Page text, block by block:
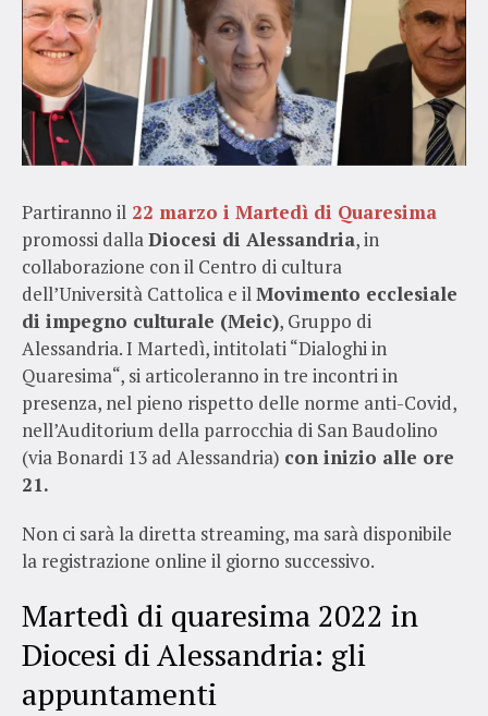
Partiranno il 22 marzo i Martedì di Quaresima
promossi dallaDiocesi di Alessandria, in
collaborazione con il Centro di cultura
dell’Università Cattolica e ilMovimento ecclesiale
di impegno culturale (Meic), Gruppo di
Alessandria. I Martedì, intitolati “Dialoghi in
Quaresima“, si articoleranno in tre incontri in
presenza, nel pieno rispetto delle norme anti-Covid,
nell’Auditorium della parrocchia di San Baudolino
(via Bonardi 13 ad Alessandria) con inizio alle ore
21.
Non ci sarà la diretta streaming, ma sarà disponibile
la registrazione online il giorno successivo.
Martedì di quaresima 2022 in
Diocesi di Alessandria: gli
appuntamenti